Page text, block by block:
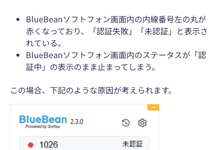
BlueBeanソフトフォン画面内の内線番号左の丸が
赤くなっており、「認証失敗」「未認証」と表示さ
れている。
BlueBeanソフトフォン画面内のステータスが「認
証中」の表示のまま止まってしまう。
この場合、下記のような原因が考えられます。